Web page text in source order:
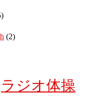
(2)
ラジオ体操